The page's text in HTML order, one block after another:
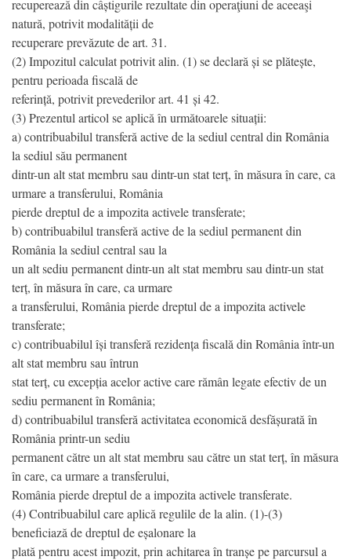
recuperează din câștigurile rezultate din operaţiuni de aceeaşi
natură, potrivit modalității de
recuperare prevăzute de art. 31.
(2) Impozitul calculat potrivit alin. (1) se declară și se plătește,
pentru perioada fiscală de
referință, potrivit prevederilor art. 41 și 42.
(3) Prezentul articol se aplică în următoarele situații:
a) contribuabilul transferă active de la sediul central din România
la sediul său permanent
dintr-un alt stat membru sau dintr-un stat terț, în măsura în care, ca
urmare a transferului, România
pierde dreptul de a impozita activele transferate;
b) contribuabilul transferă active de la sediul permanent din
România la sediul central sau la
un alt sediu permanent dintr-un alt stat membru sau dintr-un stat
terț, în măsura în care, ca urmare
a transferului, România pierde dreptul de a impozita activele
transferate;
c) contribuabilul își transferă rezidența fiscală din România într-un
alt stat membru sau întrun
stat terț, cu excepția acelor active care rămân legate efectiv de un
sediu permanent în România;
d) contribuabilul transferă activitatea economică desfășurată în
România printr-un sediu
permanent către un alt stat membru sau către un stat terț, în măsura
în care, ca urmare a transferului,
România pierde dreptul de a impozita activele transferate.
(4) Contribuabilul care aplică regulile de la alin. (1)-(3)
beneficiază de dreptul de eșalonare la
plată pentru acest impozit, prin achitarea în tranșe pe parcursul a